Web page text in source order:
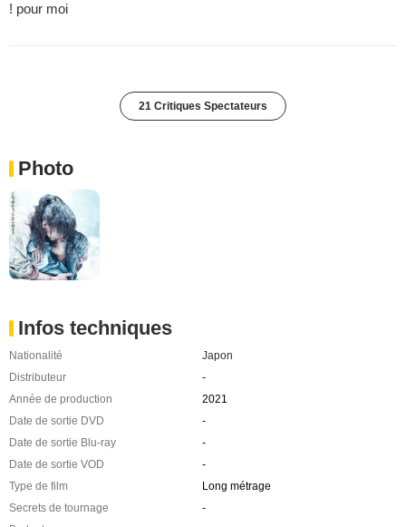
! pour moi
21 Critiques Spectateurs
Photo
Infos techniques
Nationalité
Japon
Distributeur
-
Année de production
2021
Date de sortie DVD
-
Date de sortie Blu-ray
-
Date de sortie VOD
-
Type de film
Long métrage
Secrets de tournage
-